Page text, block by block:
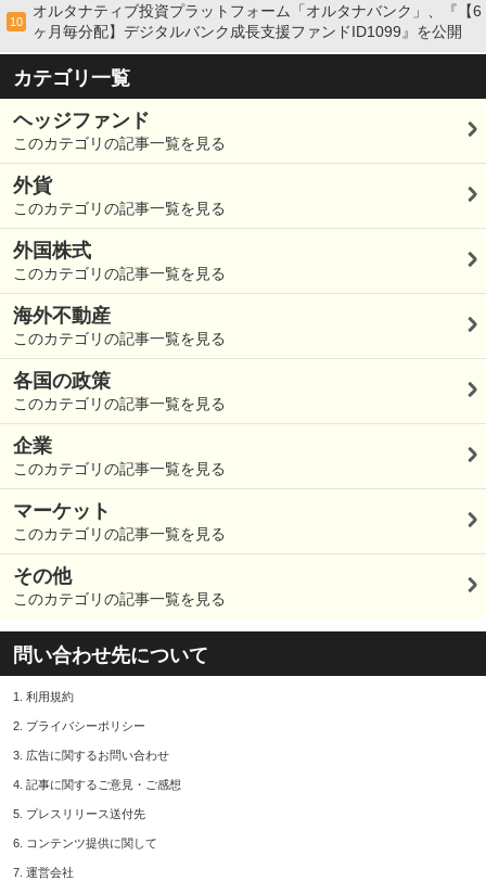
10
オルタナティブ投資プラットフォーム「オルタナバンク」、『【6
ヶ月毎分配】デジタルバンク成長支援ファンドID1099』を公開
カテゴリ一覧
ヘッジファンド
このカテゴリの記事一覧を見る
外貨
このカテゴリの記事一覧を見る
外国株式
このカテゴリの記事一覧を見る
海外不動産
このカテゴリの記事一覧を見る
各国の政策
このカテゴリの記事一覧を見る
企業
このカテゴリの記事一覧を見る
マーケット
このカテゴリの記事一覧を見る
その他
このカテゴリの記事一覧を見る
問い合わせ先について
1. 利用規約
2. プライバシーポリシー
3. 広告に関するお問い合わせ
4. 記事に関するご意見・ご感想
5. プレスリリース送付先
6. コンテンツ提供に関して
7. 運営会社